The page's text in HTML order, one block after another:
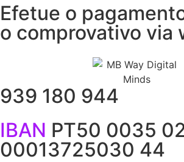
Efetue o
o comprovativo via
939 180 944
IBAN PT50 0035
00013725030 44